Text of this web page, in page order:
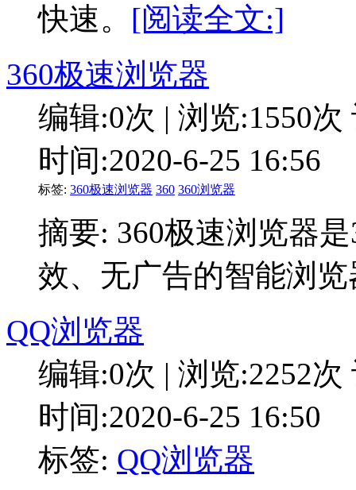
快速。 [阅读全文:]
360极速浏览器
编辑:0次 | 浏览:1550次
时间:2020-6-25 16:56
标签: 360极速浏览器 360 360浏览器
摘要: 360极速浏览器
效、无广告的智能浏
QQ浏览器
编辑:0次 | 浏览:2252次
时间:2020-6-25 16:50
标签: QQ浏览器